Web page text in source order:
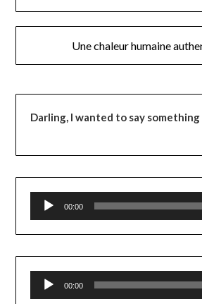
Une chaleur humaine
Darling, I wanted to say
Lecteur
00:00
Lecteur
00:00